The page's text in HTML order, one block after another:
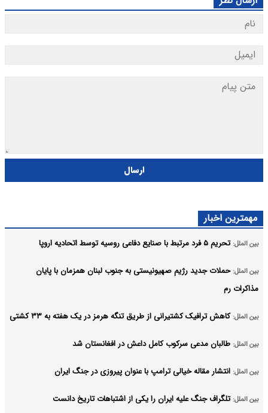
ارسال
مهمترین اخبار
بین الملل: تحریم ۵ فرد مرتبط با صنایع دفاعی روسیه توسط اتحادیه اروپا
بین الملل: حملات جدید رژیم صهیونیستی به جنوب لبنان همزمان با پایان
مذاکرات رم
بین الملل: کاهش ترافیک کشتیرانی از طریق تنگه هرمز در یک هفته به ۳۳ کشتی
بین الملل: طالبان مدعی سرکوب کامل داعش در افغانستان شد
بین الملل: انتشار مقاله خیالی ترامپ با عنوان پیروزی در جنگ ایران
بین الملل: تلگراف جنگ علیه ایران را یکی از اشتباهات تاریخ دانست